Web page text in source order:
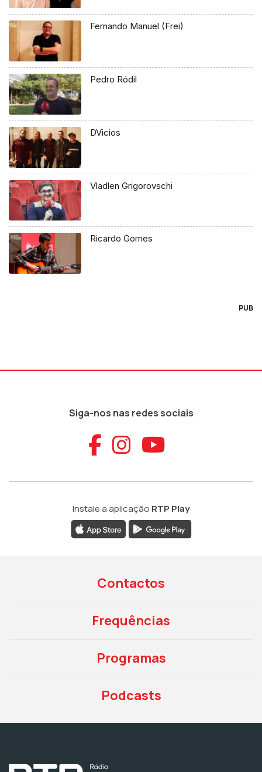
Fernando Manuel (Frei)
Pedro Ródil
DVicios
Vladlen Grigorovschi
Ricardo Gomes
PUB
Siga-nos nas redes sociais
Aceder ao
Aceder ao
Aceder
Instale a aplicação RTP Play
Contactos
Frequências
Programas
Podcasts